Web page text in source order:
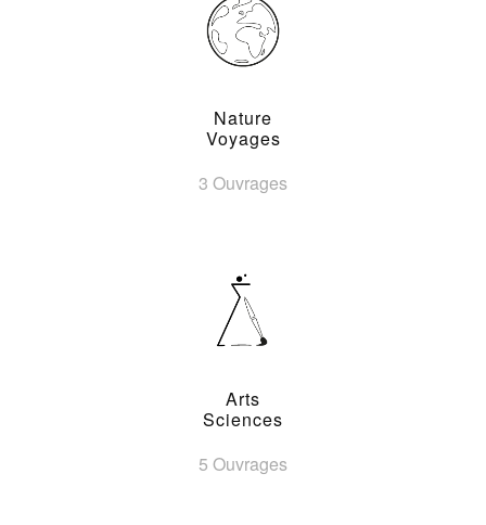
Nature
Voyages
3 Ouvrages
Arts
Sciences
5 Ouvrages